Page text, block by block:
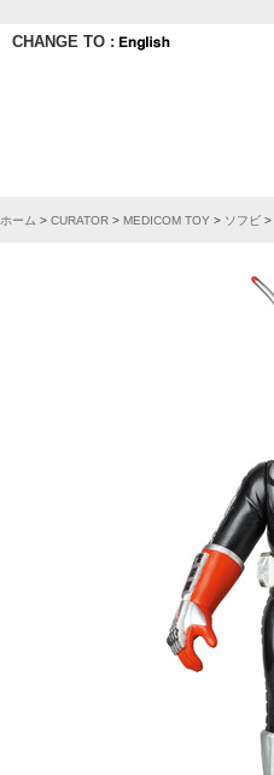
CHANGE TO :
ホーム > CURATOR > MEDICOM TOY > ソフビ >